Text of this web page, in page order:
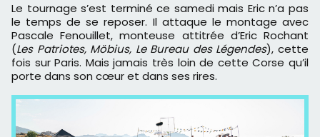
Le tournage s’est terminé ce samedi mais Eric n’a pas
le temps de se reposer. Il attaque le montage avec
Pascale Fenouillet, monteuse attitrée d’Eric Rochant
(Les Patriotes, Möbius, Le Bureau des Légendes), cette
fois sur Paris. Mais jamais très loin de cette Corse qu’il
porte dans son cœur et dans ses rires.